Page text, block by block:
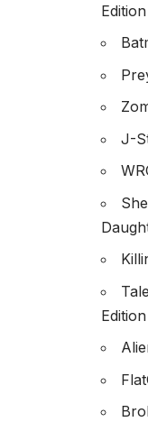
Edition
J-
Edition